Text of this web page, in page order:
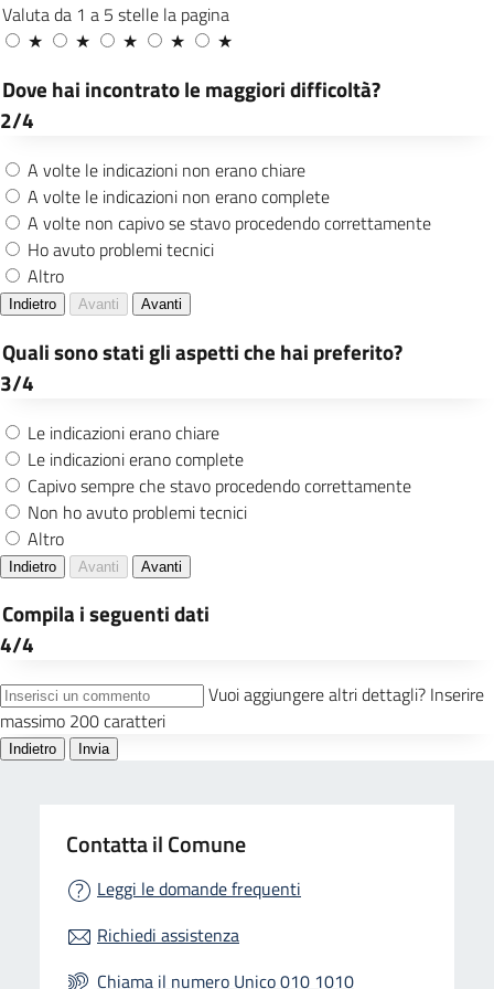
Contatta il Comune
Leggi le domande frequenti
Richiedi assistenza
Chiama il numero Unico 010 1010